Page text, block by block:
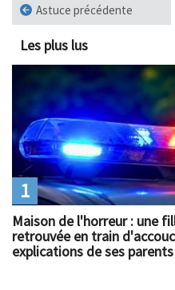
Astuce précédente
Les plus lus
Maison de l'horreur : une
retrouvée en train
explications de ses
1